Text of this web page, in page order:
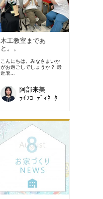
木工教室まであ
と。。
こんにちは。みなさまいか
がお過ごしでしょうか？ 最
近暑...
阿部来美
ﾗｲﾌｺｰﾃﾞｨﾈｰﾀｰ